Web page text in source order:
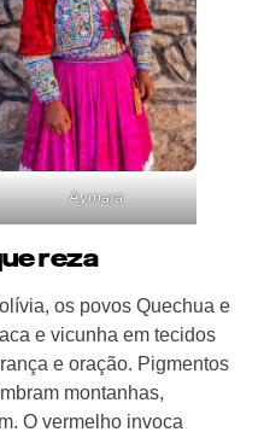
Aymara
reza
os povos Quechua e
e vicunha em tecidos
e oração. Pigmentos
montanhas,
O vermelho invoca